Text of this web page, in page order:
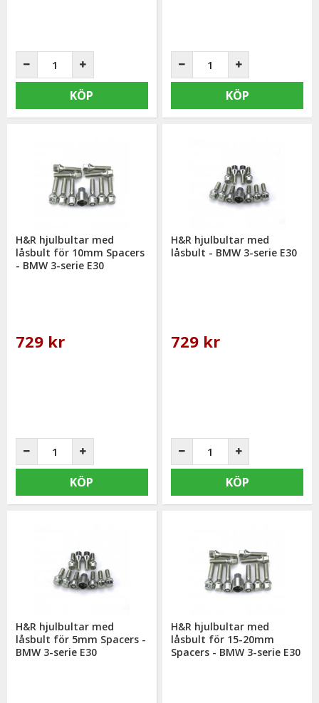
KÖP KÖP
H&R hjulbultar med
låsbult för 10mm Spacers
- BMW 3-serie E30
729 kr
KÖP
H&R hjulbultar med
låsbult - BMW 3-serie E30
729 kr
KÖP
H&R hjulbultar med
låsbult för 5mm Spacers -
BMW 3-serie E30
H&R hjulbultar med
låsbult för 15-20mm
Spacers - BMW 3-serie E30